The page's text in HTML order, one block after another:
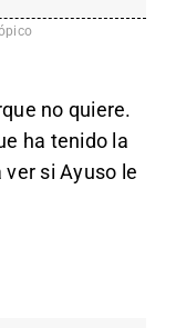
no quiere.
ha tenido la
si Ayuso le